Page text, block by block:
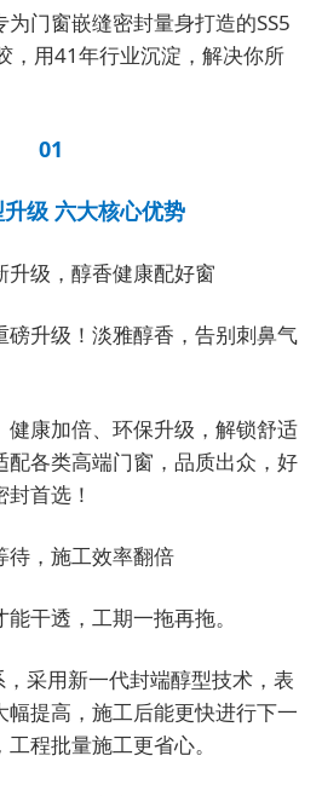
门窗嵌缝密封量身打造的SS5
，用41年行业沉淀，解决你所
01
级 六大核心优势
级，醇香健康配好窗
磅升级！淡雅醇香，告别刺鼻气
健康加倍、环保升级，解锁舒适
配各类高端门窗，品质出众，好
首选！
待，施工效率翻倍
干透，工期一拖再拖。
采用新一代封端醇型技术，表
提高，施工后能更快进行下一
程批量施工更省心。